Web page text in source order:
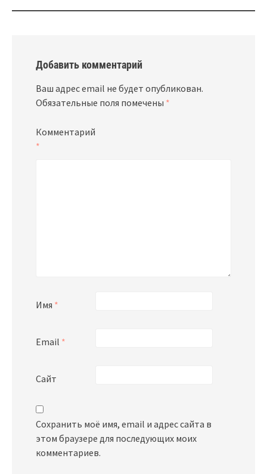
Добавить комментарий
Ваш адрес email не будет опубликован.
Обязательные поля помечены *
Комментарий
*
Имя *
Email *
Сайт
Сохранить моё имя, email и адрес сайта в
этом браузере для последующих моих
комментариев.